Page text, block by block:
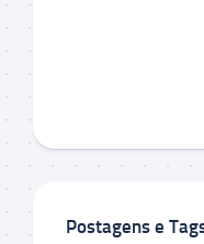
Postagens e